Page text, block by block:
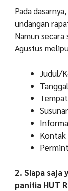
Pada
undangan
Namun
Agustus
Judul/
Kontak
2. Siapa saja
panitia HUT